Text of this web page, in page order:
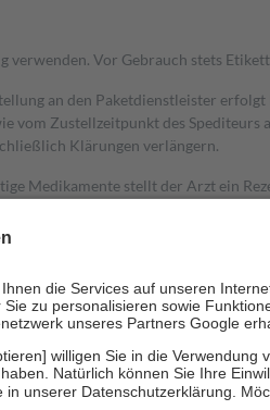
verwenden. Vor Gebrauch stets
an den Paketdienstleister
vom Zustellzeitpunkt des
Klärungen verlängern.
Medikamente stellt der Arzt ein
Zuzahlungen in Höhe von zehn
Krankenpflege beträgt die
für ihre eigene
und Früherkennung, die von der